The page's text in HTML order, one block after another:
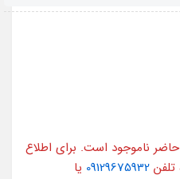
ناموجود است. برای اطلاع
09129675932 یا